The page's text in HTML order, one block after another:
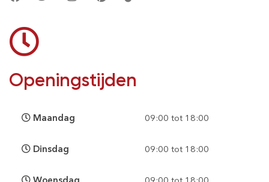
Openingstijden
Maandag 09:00 tot 18:00
Dinsdag 09:00 tot 18:00